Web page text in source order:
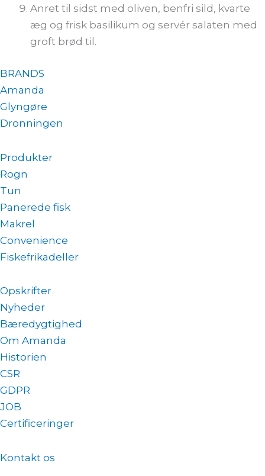
Anret til sidst med oliven, benfri sild, kvarte
æg og frisk basilikum og servér salaten med
groft brød til.
BRANDS
Amanda
Glyngøre
Dronningen
Produkter
Rogn
Tun
Panerede fisk
Makrel
Convenience
Fiskefrikadeller
Opskrifter
Nyheder
Bæredygtighed
Om Amanda
Historien
CSR
GDPR
JOB
Certificeringer
Kontakt os